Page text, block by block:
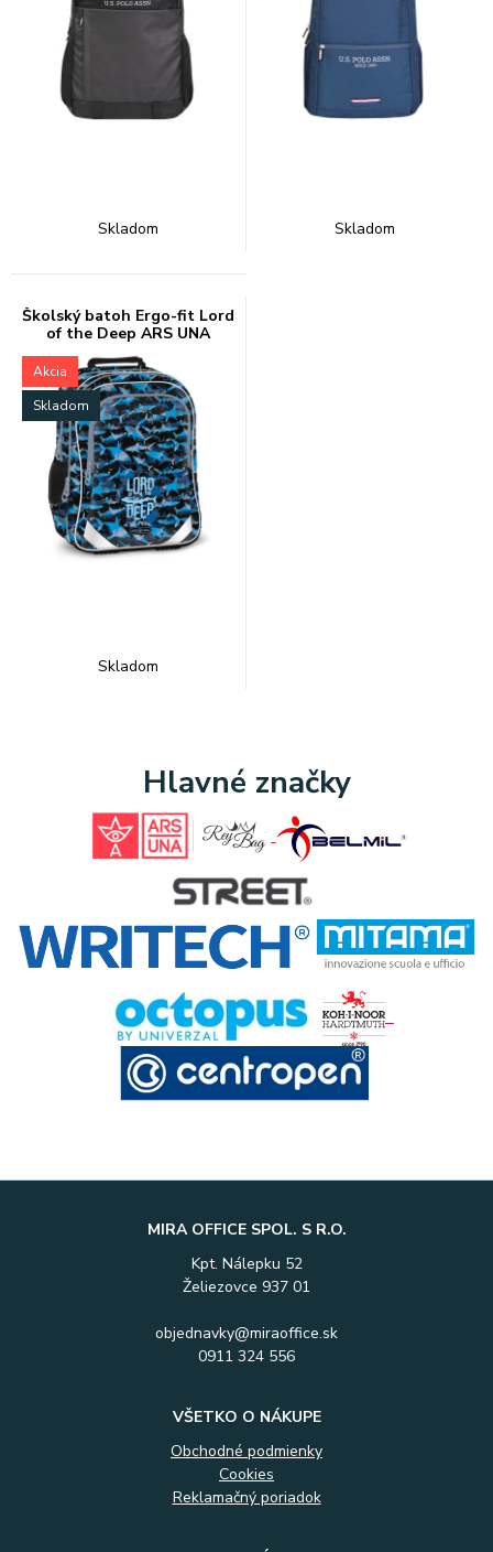
Skladom Skladom
Školský batoh Ergo-fit Lord
of the Deep ARS UNA
Akcia
Skladom
Skladom
Hlavné značky
MIRA OFFICE SPOL. S R.O.
Kpt. Nálepku 52
Želiezovce 937 01
objednavky@miraoffice.sk
0911 324 556
VŠETKO O NÁKUPE
Obchodné podmienky
Cookies
Reklamačný poriadok